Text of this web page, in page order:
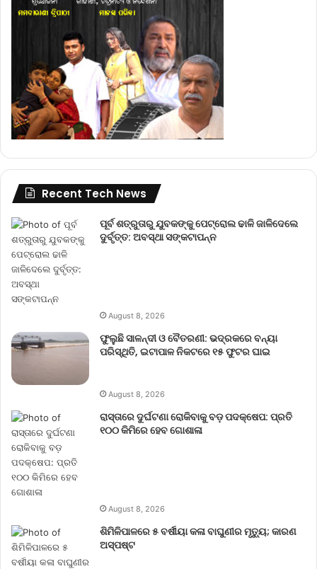
Recent Tech News
ପୂର୍ବ ଶତ୍ରୁତାରୁ ଯୁବକଙ୍କୁ ପେଟ୍ରୋଲ ଢାଳି ଜାଳିଦେଲେ
ଦୁର୍ବୃତ୍ତ: ଅବସ୍ଥା ସଙ୍କଟାପନ୍ନ
August 8, 2026
ଫୁଲୁଛି ସାଳନ୍ଦୀ ଓ ବୈତରଣୀ: ଭଦ୍ରକରେ ବନ୍ୟା
ପରିସ୍ଥିତି, ଇଟାପାଳ ନିକଟରେ ୧୫ ଫୁଟର ଘାଇ
August 8, 2026
ରାସ୍ତାରେ ଦୁର୍ଘଟଣା ରୋକିବାକୁ ବଡ଼ ପଦକ୍ଷେପ: ପ୍ରତି
୧୦୦ କିମିରେ ହେବ ଗୋଶାଳା
August 8, 2026
ଶିମିଳିପାଳରେ ୫ ବର୍ଷୀୟା କଳା ବାଘୁଣୀର ମୃତ୍ୟୁ; କାରଣ
ଅସ୍ପଷ୍ଟ